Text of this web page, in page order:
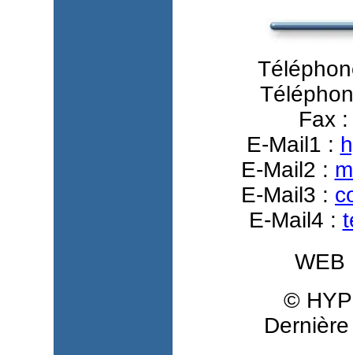
Fax
E-Mail1 :
E-Mail2 :
E-Mail3 :
E-Mail4 :
©